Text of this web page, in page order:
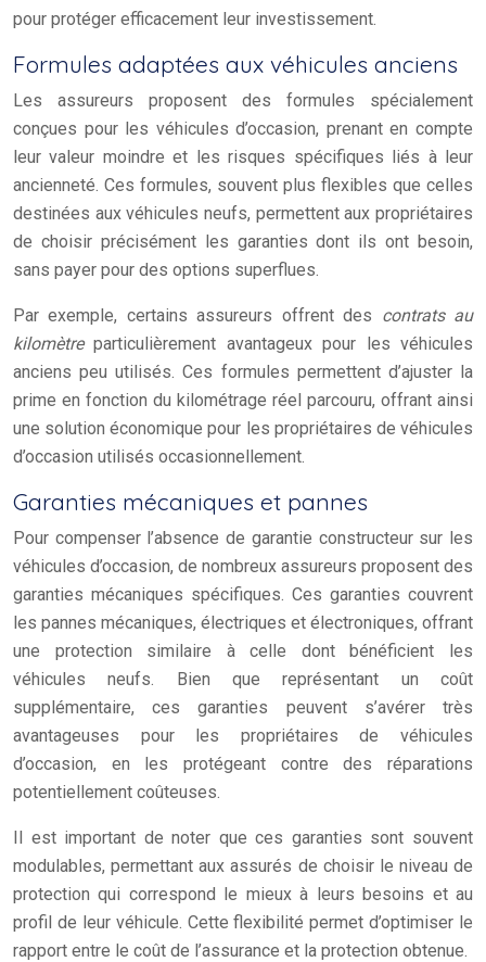
pour protéger efficacement leur investissement.
Formules adaptées aux véhicules anciens
Les assureurs proposent des formules spécialement
conçues pour les véhicules d’occasion, prenant en compte
leur valeur moindre et les risques spécifiques liés à leur
ancienneté. Ces formules, souvent plus flexibles que celles
destinées aux véhicules neufs, permettent aux propriétaires
de choisir précisément les garanties dont ils ont besoin,
sans payer pour des options superflues.
Par exemple, certains assureurs offrent des contrats au
kilomètreparticulièrement avantageux pour les véhicules
anciens peu utilisés. Ces formules permettent d’ajuster la
prime en fonction du kilométrage réel parcouru, offrant ainsi
une solution économique pour les propriétaires de véhicules
d’occasion utilisés occasionnellement.
Garanties mécaniques et pannes
Pour compenser l’absence de garantie constructeur sur les
véhicules d’occasion, de nombreux assureurs proposent des
garanties mécaniques spécifiques. Ces garanties couvrent
les pannes mécaniques, électriques et électroniques, offrant
une protection similaire à celle dont bénéficient les
véhicules neufs. Bien que représentant un coût
supplémentaire, ces garanties peuvent s’avérer très
avantageuses pour les propriétaires de véhicules
d’occasion, en les protégeant contre des réparations
potentiellement coûteuses.
Il est important de noter que ces garanties sont souvent
modulables, permettant aux assurés de choisir le niveau de
protection qui correspond le mieux à leurs besoins et au
profil de leur véhicule. Cette flexibilité permet d’optimiser le
rapport entre le coût de l’assurance et la protection obtenue.